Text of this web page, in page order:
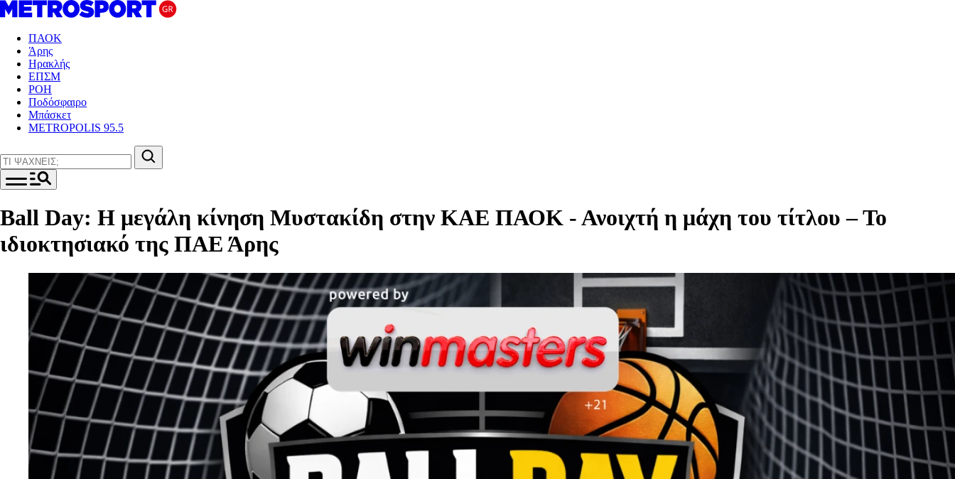
ΠΑΟΚ
Άρης
Ηρακλής
ΕΠΣΜ
ΡΟΗ
Ποδόσφαιρο
Μπάσκετ
METROPOLIS 95.5
Ball Day: Η μεγάλη κίνηση Μυστακίδη στην ΚΑΕ ΠΑΟΚ - Ανοιχτή η μάχη του τίτλου – Το
ιδιοκτησιακό της ΠΑΕ Άρης